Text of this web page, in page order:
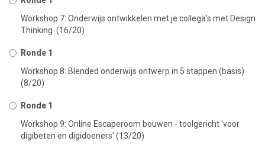
Workshop 7: Onderwijs ontwikkelen met je collega's met Design
Thinking (16/20)
Ronde 1
Workshop 8: Blended onderwijs ontwerp in 5 stappen (basis)
(8/20)
Ronde 1
Workshop 9: Online Escaperoom bouwen - toolgericht 'voor
digibeten en digidoeners' (13/20)